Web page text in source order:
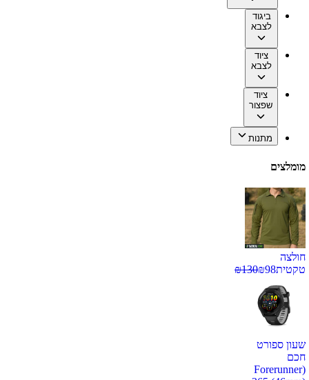
ביגוד
לצבא
ציוד
לצבא
ציוד
שפצור
מתנות
מומלצים
חולצה
טקטית
₪98
₪130
שעון ספורט
חכם
(Forerunner